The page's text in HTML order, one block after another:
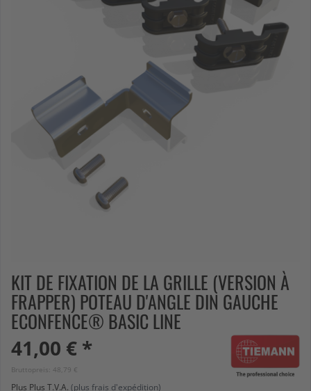
KIT DE FIXATION DE LA GRILLE (VERSION À
FRAPPER) POTEAU D'ANGLE DIN GAUCHE
ECONFENCE® BASIC LINE
41,00 € *
Bruttopreis: 48,79 €
Plus Plus T.V.A. (plus frais d'expédition)